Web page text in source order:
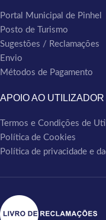
Portal Municipal de Pinhel
Posto de Turismo
Sugestões / Reclamações
Envio
Métodos de Pagamento
APOIO AO UTILIZADOR
Termos e Condições de
Política de Cookies
Política de privacidade e